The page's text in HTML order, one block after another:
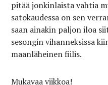
pitää jonkinlaista vahtia
satokaudessa on sen
saan ainakin paljon iloa
sesongin vihanneksissa
maanläheinen fiilis.
Mukavaa viikkoa!